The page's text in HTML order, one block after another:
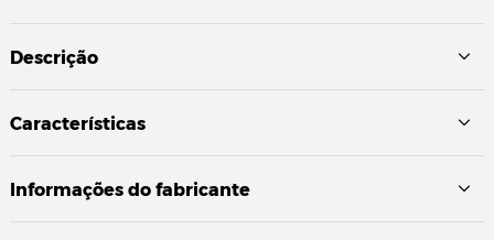
Descrição
Características
Informações do fabricante